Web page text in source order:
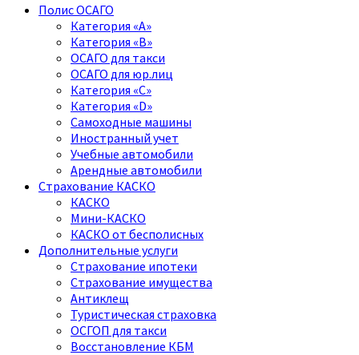
Полис ОСАГО
Категория «A»
Категория «B»
ОСАГО для такси
ОСАГО для юр.лиц
Категория «C»
Категория «D»
Самоходные машины
Иностранный учет
Учебные автомобили
Арендные автомобили
Страхование КАСКО
КАСКО
Мини-КАСКО
КАСКО от бесполисных
Дополнительные услуги
Страхование ипотеки
Страхование имущества
Антиклещ
Туристическая страховка
ОСГОП для такси
Восстановление КБМ